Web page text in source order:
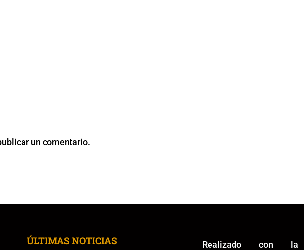
un comentario.
ÚLTIMAS NOTICIAS
Realizado con la